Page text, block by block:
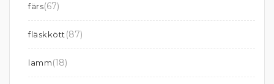
färs(67)
fläskkött (87)
lamm(18)